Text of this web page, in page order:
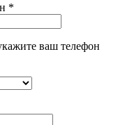
*
ваш телефон